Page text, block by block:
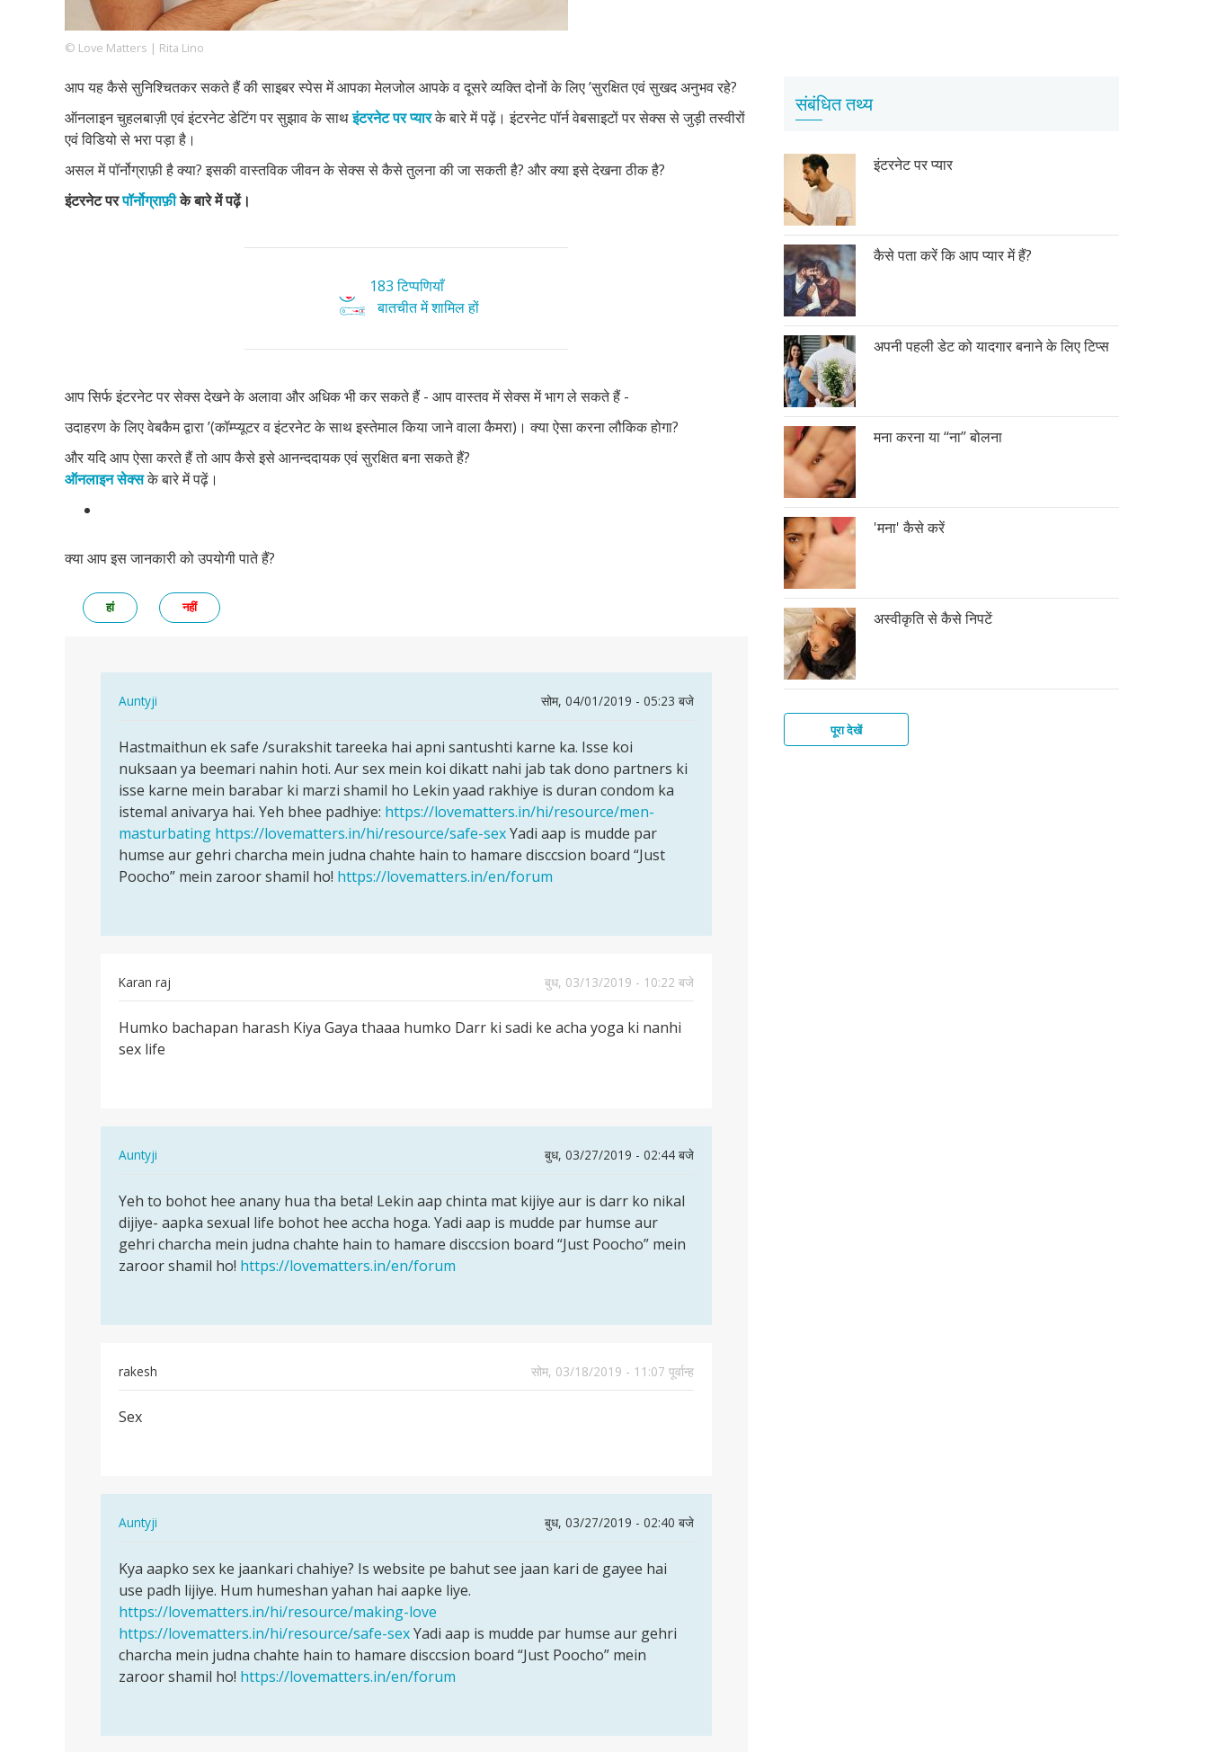
Footer
Company
हमारे सिद्धांत Just Poocho संपर्क करें
© Love Matters | Rita Lino
आप यह कैसे सुनिश्चितकर सकते हैं की साइबर स्पेस में आपका मेलजोल आपके व दूसरे व्यक्ति दोनों के लिए ’सुरक्षित एवं सुखद अनुभव रहे?
ऑनलाइन चुहलबाज़ी एवं इंटरनेट डेटिंग पर सुझाव के साथइंटरनेट पर प्यारके बारे में पढ़ें। इंटरनेट पॉर्न वेबसाइटों पर सेक्स से जुड़ी तस्वीरों
एवं विडियो से भरा पड़ा है।
असल में पॉर्नोग्राफ़ी है क्या? इसकी वास्तविक जीवन के सेक्स से कैसे तुलना की जा सकती है? और क्या इसे देखना ठीक है?
इंटरनेट परपॉर्नोग्राफ़ीके बारे में पढ़ें।
183 टिप्पणियाँ
बातचीत में शामिल हों
आप सिर्फ इंटरनेट पर सेक्स देखने के अलावा और अधिक भी कर सकते हैं - आप वास्तव में सेक्स में भाग ले सकते हैं -
उदाहरण के लिए वेबकैम द्वारा ’(कॉम्प्यूटर व इंटरनेट के साथ इस्तेमाल किया जाने वाला कैमरा)। क्या ऐसा करना लौकिक होगा?
और यदि आप ऐसा करते हैं तो आप कैसे इसे आनन्ददायक एवं सुरक्षित बना सकते हैं?
ऑनलाइन सेक्सके बारे में पढ़ें।
क्या आप इस जानकारी को उपयोगी पाते हैं?
हां नहीं
Auntyji
सोम, 04/01/2019 - 05:23 बजे
to
Kya
masturbation
karna
achha…
by
अज्ञात
Hastmaithun
ek
safe
…
Hastmaithun ek safe /surakshit tareeka hai apni santushti karne ka. Isse koi
nuksaan ya beemari nahin hoti. Aur sex mein koi dikatt nahi jab tak dono partners ki
isse karne mein barabar ki marzi shamil ho Lekin yaad rakhiye is duran condom ka
istemal anivarya hai. Yeh bhee padhiye: https://lovematters.in/hi/resource/men-
masturbating https://lovematters.in/hi/resource/safe-sexYadi aap is mudde par
humse aur gehri charcha mein judna chahte hain to hamare disccsion board “Just
Poocho” mein zaroor shamil ho! https://lovematters.in/en/forum
Karan raj
बुध, 03/13/2019 - 10:22 बजे
Humko
bachapan
Humko bachapan harash Kiya Gaya thaaa humko Darr ki sadi ke acha yoga ki nanhi
sex life
Auntyji
बुध, 03/27/2019 - 02:44 बजे
to
Humko
bachapan
harash
Karan
Yeh
to
bohot
hee
Yeh to bohot hee anany hua tha beta! Lekin aap chinta mat kijiye aur is darr ko nikal
dijiye- aapka sexual life bohot hee accha hoga. Yadi aap is mudde par humse aur
gehri charcha mein judna chahte hain to hamare disccsion board “Just Poocho” mein
zaroor shamil ho! https://lovematters.in/en/forum
rakesh
सोम, 03/18/2019 - 11:07 पूर्वान्ह
Sex
Sex
Auntyji
बुध, 03/27/2019 - 02:40 बजे
to
Sex
by
rakesh
Kya
aapko
sex
ke
jaankari…
Kya aapko sex ke jaankari chahiye? Is website pe bahut see jaan kari de gayee hai
use padh lijiye. Hum humeshan yahan hai aapke liye.
https://lovematters.in/hi/resource/making-love
https://lovematters.in/hi/resource/safe-sexYadi aap is mudde par humse aur gehri
charcha mein judna chahte hain to hamare disccsion board “Just Poocho” mein
zaroor shamil ho! https://lovematters.in/en/forum
संबंधित तथ्य
इंटरनेट पर प्यार
कैसे पता करें कि आप प्यार में हैं?
अपनी पहली डेट को यादगार बनाने के लिए टिप्स
मना करना या ‘‘ना’’ बोलना
'मना' कैसे करें
अस्वीकृति से कैसे निपटें
पूरा देखें